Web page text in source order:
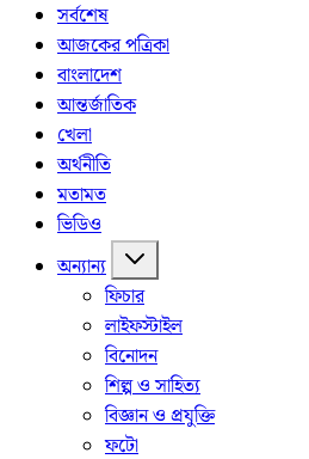
সর্বশেষ
আজকের পত্রিকা
বাংলাদেশ
আন্তর্জাতিক
খেলা
অর্থনীতি
মতামত
ভিডিও
অন্যান্য
ফিচার
লাইফস্টাইল
বিনোদন
শিল্প ও সাহিত্য
বিজ্ঞান ও প্রযুক্তি
ফটো